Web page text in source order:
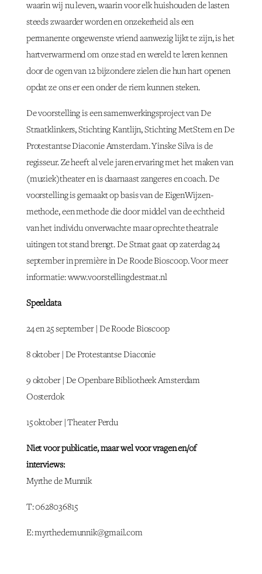
waarin wij nu leven, waarin voor elk huishouden de lasten
steeds zwaarder worden en onzekerheid als een
permanente ongewenste vriend aanwezig lijkt te zijn, is het
hartverwarmend om onze stad en wereld te leren kennen
door de ogen van 12 bijzondere zielen die hun hart openen
opdat ze ons er een onder de riem kunnen steken.
De voorstelling is een samenwerkingsproject van De
Straatklinkers, Stichting Kantlijn, Stichting MetStem en De
Protestantse Diaconie Amsterdam. Yinske Silva is de
regisseur. Ze heeft al vele jaren ervaring met het maken van
(muziek)theater en is daarnaast zangeres en coach. De
voorstelling is gemaakt op basis van de EigenWijzen-
methode, een methode die door middel van de echtheid
van het individu onverwachte maar oprechte theatrale
uitingen tot stand brengt. De Straat gaat op zaterdag 24
september in première in De Roode Bioscoop. Voor meer
informatie: www.voorstellingdestraat.nl
Speeldata
24 en 25 september | De Roode Bioscoop
8 oktober | De Protestantse Diaconie
9 oktober | De Openbare Bibliotheek Amsterdam
Oosterdok
15 oktober | Theater Perdu
Niet voor publicatie, maar wel voor vragen en/of
interviews:
Myrthe de Munnik
T: 0628036815
E: myrthedemunnik@gmail.com